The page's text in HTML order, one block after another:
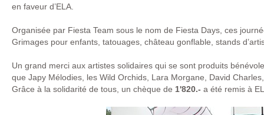
en faveur d’ELA.
Organisée par Fiesta Team sous le nom de Fiesta Days, ces
Grimages pour enfants, tatouages, château gonflable, stands
Un grand merci aux artistes solidaires qui se sont produits
que Japy Mélodies, les Wild Orchids, Lara Morgane, David
Grâce à la solidarité de tous, un chèque de 1'820.- a été remis à